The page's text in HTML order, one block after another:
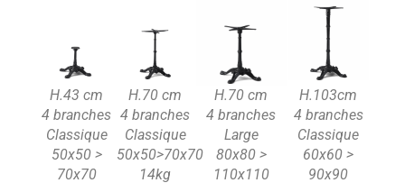
H.43 cm
4 branches
Classique
50x50 >
70x70
H.70 cm
4 branches
Classique
50x50>70x70
14kg
H.70 cm
4 branches
Large
80x80 >
110x110
H.103cm
4 branches
Classique
60x60 >
90x90